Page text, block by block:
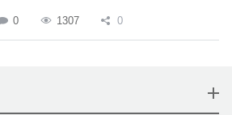
0 1307 0